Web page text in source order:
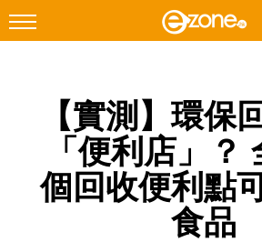
Facebook Instagram
網絡生活
【實測】環保
「便利店」？
個回收便利點
食品